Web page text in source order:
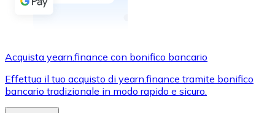
Aggiungi fondi al tuo conto Bitnovo o fai acquisti
Carta di credito / debito
Usa le carte Visa e Mastercard per acquistare
Acquista con carta
Acquista yearn.finance con bonifico bancario
Effettua il tuo acquisto di yearn.finance tramite bonifico
bancario tradizionale in modo rapido e sicuro.